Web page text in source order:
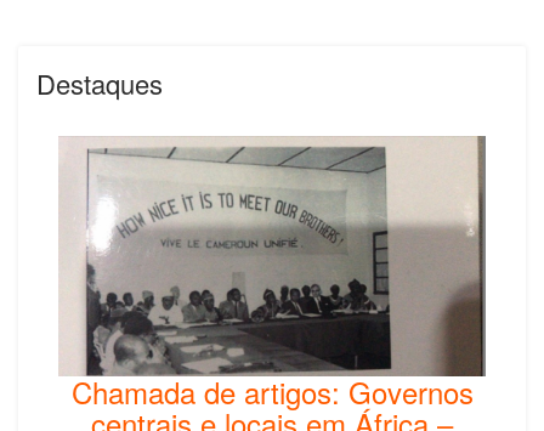
Destaques
Chamada de artigos: Governos